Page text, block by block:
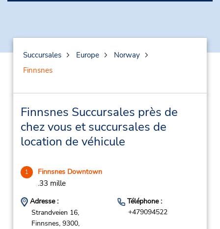
Succursales Europe
Norway
Finnsnes
Finnsnes Succursales près de
chez vous et succursales de
location de véhicule
1 Finnsnes Downtown
.33 mille
Adresse :
Strandveien 16,
Finnsnes, 9300,
Téléphone :
+479094522